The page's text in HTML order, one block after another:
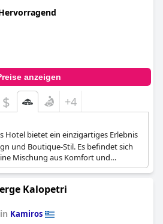
anzeigen
$ +4
Hotel bietet ein einzigartiges Erlebnis
und Boutique-Stil. Es befindet sich
Mischung aus Komfort und
Kalopetri
Kamiros